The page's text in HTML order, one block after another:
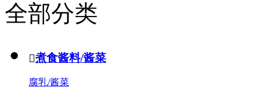
全部分类
煮食酱料/酱菜
腐乳/酱菜